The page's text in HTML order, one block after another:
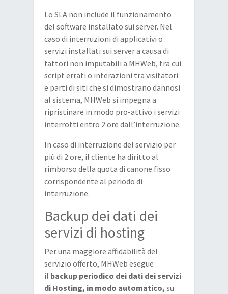
Lo SLA non include il funzionamento
del software installato sui server. Nel
caso di interruzioni di applicativi o
servizi installati sui server a causa di
fattori non imputabili a MHWeb, tra cui
script errati o interazioni tra visitatori
e parti di siti che si dimostrano dannosi
al sistema, MHWeb si impegna a
ripristinare in modo pro-attivo i servizi
interrotti entro 2 ore dall’interruzione.
In caso di interruzione del servizio per
più di 2 ore, il cliente ha diritto al
rimborso della quota di canone fisso
corrispondente al periodo di
interruzione.
Backup dei dati dei
servizi di hosting
Per una maggiore affidabilità del
servizio offerto, MHWeb esegue
il backup periodico dei dati dei servizi
di Hosting, in modo automatico, su